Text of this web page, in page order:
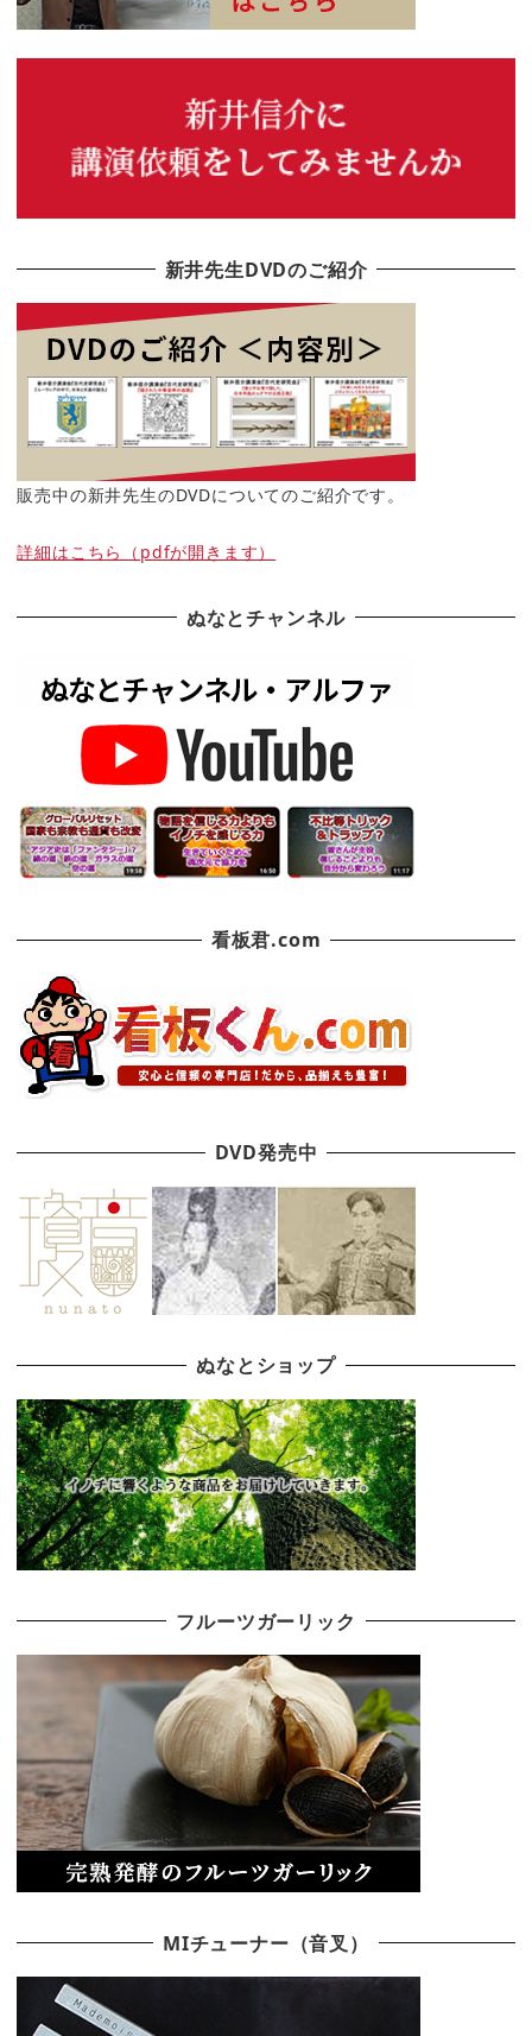
新井先生DVDのご紹介
販売中の新井先生のDVDについてのご紹介です。
詳細はこちら（pdfが開きます）
ぬなとチャンネル
看板君.com
DVD発売中
ぬなとショップ
フルーツガーリック
MIチューナー（音叉）